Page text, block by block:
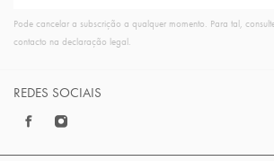
Pode cancelar a subscrição a qualquer momento. Para tal,
contacto na declaração legal.
REDES SOCIAIS